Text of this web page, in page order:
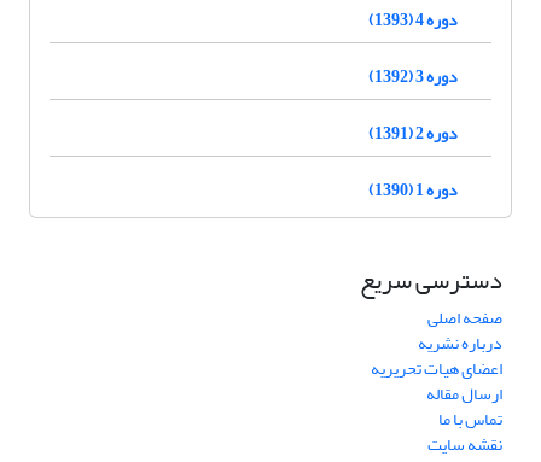
دوره 4 (1393)
دوره 3 (1392)
دوره 2 (1391)
دوره 1 (1390)
دسترسی سریع
صفحه اصلی
درباره نشریه
اعضای هیات تحریریه
ارسال مقاله
تماس با ما
نقشه سایت